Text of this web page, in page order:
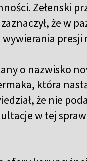
Zełenski
że w
presji
o nazwisko
która
że nie
w tej